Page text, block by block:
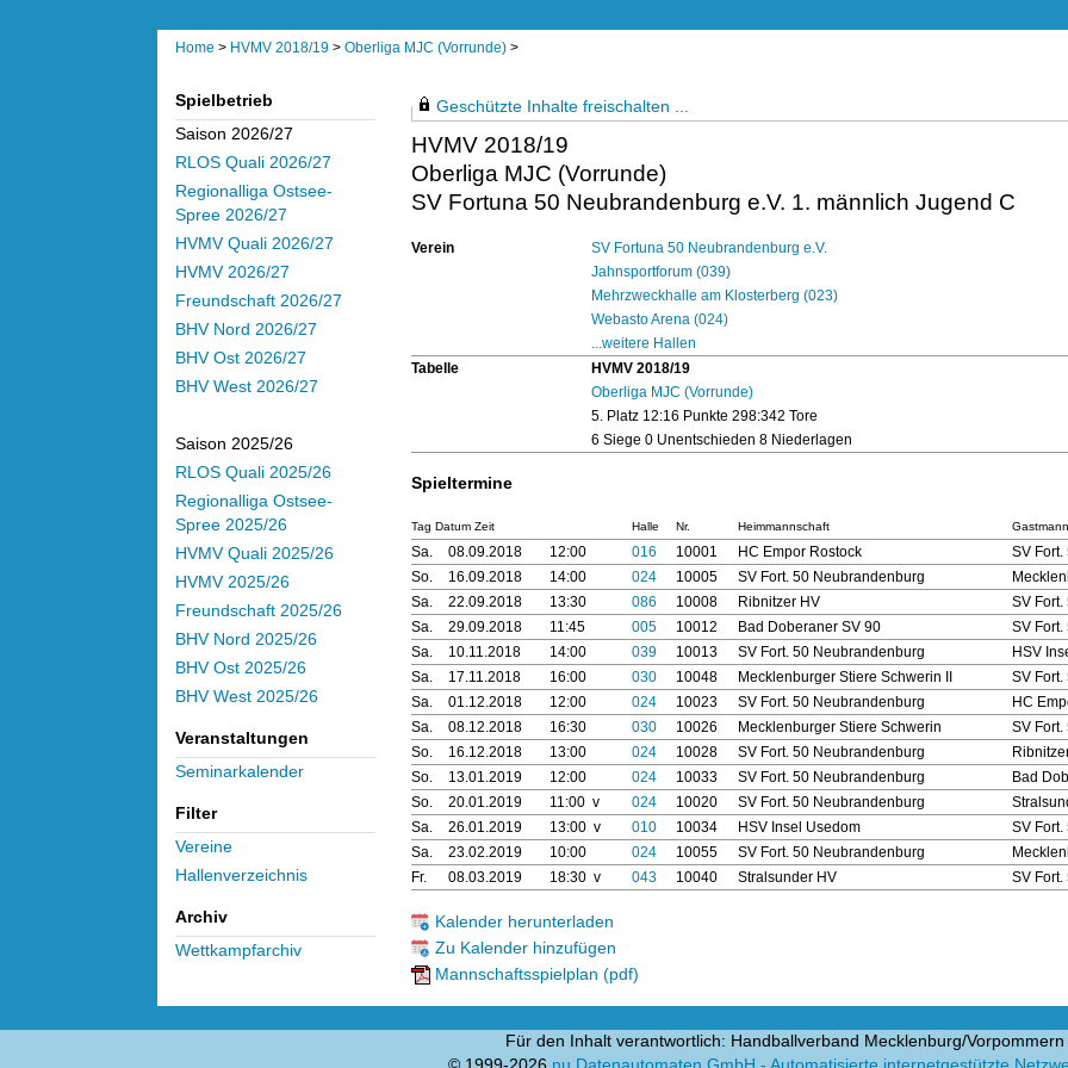
Home > HVMV 2018/19 > Oberliga MJC (Vorrunde) >
Spielbetrieb
Saison 2026/27
RLOS Quali 2026/27
Regionalliga Ostsee-
Spree 2026/27
HVMV Quali 2026/27
HVMV 2026/27
Freundschaft 2026/27
BHV Nord 2026/27
BHV Ost 2026/27
BHV West 2026/27
Saison 2025/26
RLOS Quali 2025/26
Regionalliga Ostsee-
Spree 2025/26
HVMV Quali 2025/26
HVMV 2025/26
Freundschaft 2025/26
BHV Nord 2025/26
BHV Ost 2025/26
BHV West 2025/26
Veranstaltungen
Seminarkalender
Filter
Vereine
Hallenverzeichnis
Archiv
Wettkampfarchiv
Geschützte Inhalte freischalten ...
HVMV 2018/19
Oberliga MJC (Vorrunde)
SV Fortuna 50 Neubrandenburg e.V. 1. männlich Jugend C
Verein
SV Fortuna 50 Neubrandenburg e.V.
Jahnsportforum (039)
Mehrzweckhalle am Klosterberg (023)
Webasto Arena (024)
...weitere Hallen
Tabelle
HVMV 2018/19
Oberliga MJC (Vorrunde)
5. Platz 12:16 Punkte 298:342 Tore
6 Siege 0 Unentschieden 8 Niederlagen
Spieltermine
Tag Datum Zeit Halle Nr. Heimmannschaft
Sa. 08.09.2018 12:00 016 10001 HC Empor Rostock SV
So.
16.09.2018 14:00 024 10005 SV Fort. 50 Neubrandenburg
Sa.
22.09.2018 13:30 086 10008 Ribnitzer HV SV
Sa.
29.09.2018 11:45 005 10012 Bad Doberaner SV 90 SV
Sa.
10.11.2018 14:00 039 10013 SV Fort. 50 Neubrandenburg HSV
Sa.
17.11.2018 16:00 030 10048 Mecklenburger Stiere Schwerin II SV
Sa.
01.12.2018 12:00 024 10023 SV Fort. 50 Neubrandenburg HC
Sa.
08.12.2018 16:30 030 10026 Mecklenburger Stiere Schwerin SV
So.
16.12.2018 13:00 024 10028 SV Fort. 50 Neubrandenburg
So.
13.01.2019 12:00 024 10033 SV Fort. 50 Neubrandenburg Bad
So.
20.01.2019 11:00 v 024 10020 SV Fort. 50 Neubrandenburg
Sa.
26.01.2019 13:00 v 010 10034 HSV Insel Usedom SV
Sa.
23.02.2019 10:00 024 10055 SV Fort. 50 Neubrandenburg
Fr.
08.03.2019 18:30 v 043 10040 Stralsunder HV SV
Kalender herunterladen
Zu Kalender hinzufügen
Mannschaftsspielplan (pdf)
Für den Inhalt verantwortlich: Handballverband Mecklenburg/Vorpommern